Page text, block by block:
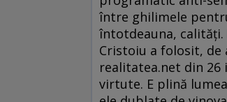
între ghilimele
întotdeauna,
Cristoiu a folosit, de
realitatea.net din 26
virtute. E plină